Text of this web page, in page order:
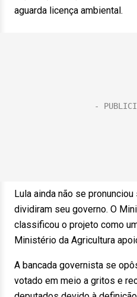
aguarda licença ambiental.
Lula ainda não se
dividiram seu governo. O
classificou o projeto como
Ministério da Agricultura
A bancada governista se
votado em meio a gritos e